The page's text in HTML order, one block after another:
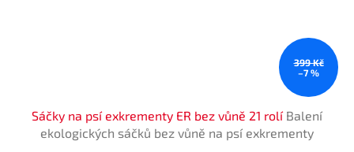
399 Kč
–7 %
Sáčky na psí exkrementy ER bez vůně 21 rolí Balení
ekologických sáčků bez vůně na psí exkrementy